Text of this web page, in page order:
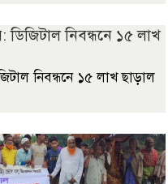
নিবন্ধনে ১৫ লাখ ছাড়াল